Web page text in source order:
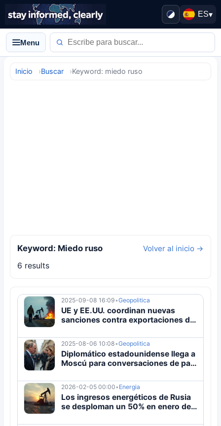
ES▾
Menu
Inicio Buscar Keyword: miedo ruso
Keyword: Miedo ruso Volver al inicio →
6 results
2025-09-08 16:09•Geopolitica
UE y EE.UU. coordinan nuevas
sanciones contra exportaciones de
2025-08-06 10:08•Geopolitica
Diplomático estadounidense llega a
Moscú para conversaciones de paz
2026-02-05 00:00• Energia
Los ingresos energéticos de Rusia
se desploman un 50% en enero de